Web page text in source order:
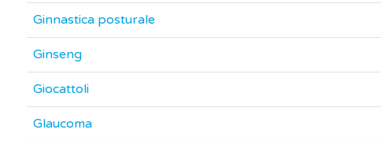
Ginnastica posturale
Ginseng
Giocattoli
Glaucoma